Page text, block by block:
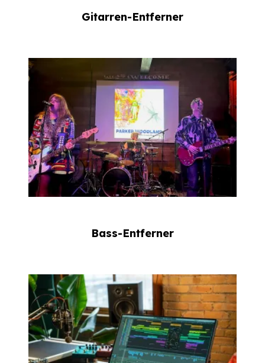
Gitarren-Entferner
Bass-Entferner